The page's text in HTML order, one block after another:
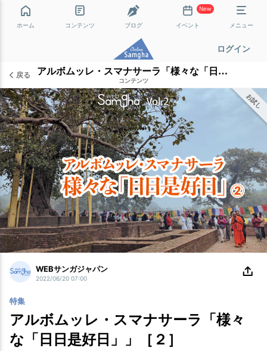
ホーム コンテンツ ブログ
New
イベント メニュー
ログイン
戻る アルボムッレ・スマナサーラ「様々な「日日是好日」」［２］
コンテンツ
お試し
WEBサンガジャパン
2022/06/20 07:00
特集
アルボムッレ・スマナサーラ「様々
な「日日是好日」」［２］